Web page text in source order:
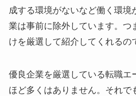
成する環境がないなど働く環境
業は事前に除外しています。つ
けを厳選して紹介してくれるの
優良企業を厳選している転職エ
ほど多くはありません。それで